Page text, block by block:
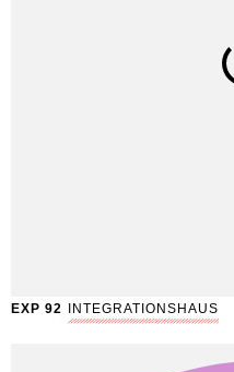
EXP 92 INTEGRATIONSHAUS